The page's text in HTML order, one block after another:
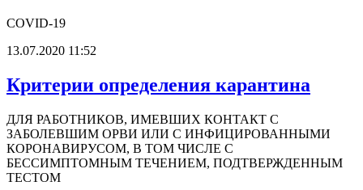
COVID-19
13.07.2020 11:52
Критерии определения карантина
ДЛЯ РАБОТНИКОВ, ИМЕВШИХ КОНТАКТ С
ЗАБОЛЕВШИМ ОРВИ ИЛИ С ИНФИЦИРОВАННЫМИ
КОРОНАВИРУСОМ, В ТОМ ЧИСЛЕ С
БЕССИМПТОМНЫМ ТЕЧЕНИЕМ, ПОДТВЕРЖДЕННЫМ
ТЕСТОМ